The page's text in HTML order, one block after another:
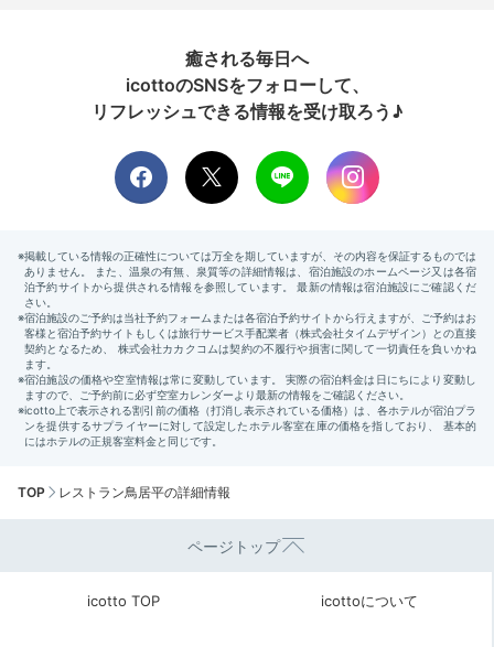
癒される毎日へ
icottoのSNSをフォローして、
リフレッシュできる情報を受け取ろう♪
TOP レストラン鳥居平の詳細情報
ページトップ
icotto TOP icottoについて